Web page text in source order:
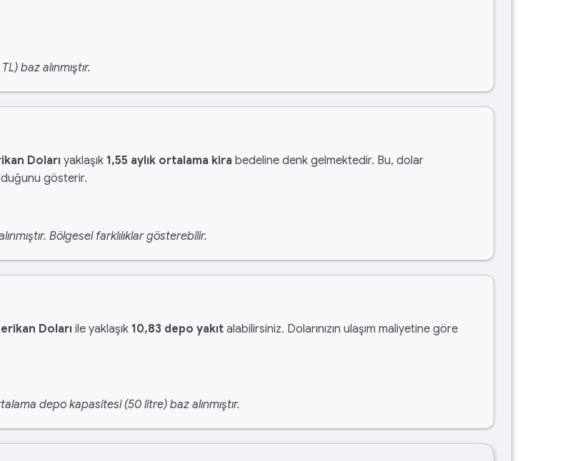
baz alınmıştır.
Doları yaklaşık 1,55 aylık ortalama kira bedeline denk gelmektedir. Bu, dolar
gösterir.
Bölgesel farklılıklar gösterebilir.
Doları ile yaklaşık 10,83 depo yakıt alabilirsiniz. Dolarınızın ulaşım maliyetine göre
depo kapasitesi (50 litre) baz alınmıştır.